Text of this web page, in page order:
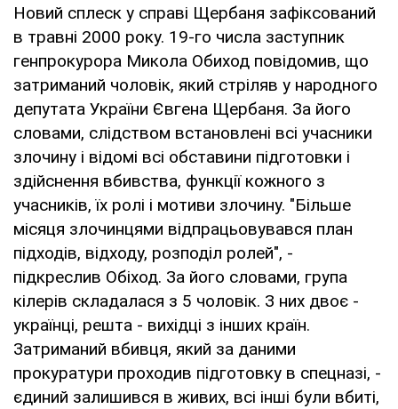
Новий сплеск у справі Щербаня зафіксований
в травні 2000 року. 19-го числа заступник
генпрокурора Микола Обиход повідомив, що
затриманий чоловік, який стріляв у народного
депутата України Євгена Щербаня. За його
словами, слідством встановлені всі учасники
злочину і відомі всі обставини підготовки і
здійснення вбивства, функції кожного з
учасників, їх ролі і мотиви злочину. "Більше
місяця злочинцями відпрацьовувався план
підходів, відходу, розподіл ролей", -
підкреслив Обіход. За його словами, група
кілерів складалася з 5 чоловік. З них двоє -
українці, решта - вихідці з інших країн.
Затриманий вбивця, який за даними
прокуратури проходив підготовку в спецназі, -
єдиний залишився в живих, всі інші були вбиті,